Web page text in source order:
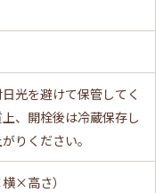
光を避けて保管してく
、開栓後は冷蔵保存し
りください。
×高さ）